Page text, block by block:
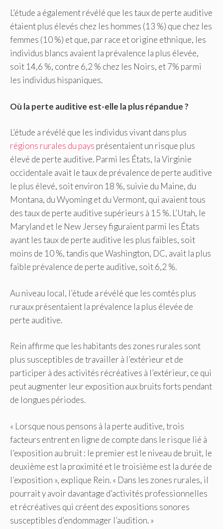
L’étude a également révélé que les taux de perte auditive
étaient plus élevés chez les hommes (13 %) que chez les
femmes (10 %) et que, par race et origine ethnique, les
individus blancs avaient la prévalence la plus élevée,
soit 14,6 %, contre 6,2 % chez les Noirs, et 7% parmi
les individus hispaniques.
Où la perte auditive est-elle la plus répandue ?
L’étude a révélé que les individus vivant dans plus
régions rurales du pays présentaient un risque plus
élevé de perte auditive. Parmi les États, la Virginie
occidentale avait le taux de prévalence de perte auditive
le plus élevé, soit environ 18 %, suivie du Maine, du
Montana, du Wyoming et du Vermont, qui avaient tous
des taux de perte auditive supérieurs à 15 %. L’Utah, le
Maryland et le New Jersey figuraient parmi les États
ayant les taux de perte auditive les plus faibles, soit
moins de 10 %, tandis que Washington, DC, avait la plus
faible prévalence de perte auditive, soit 6,2 %.
Au niveau local, l’étude a révélé que les comtés plus
ruraux présentaient la prévalence la plus élevée de
perte auditive.
Rein affirme que les habitants des zones rurales sont
plus susceptibles de travailler à l’extérieur et de
participer à des activités récréatives à l’extérieur, ce qui
peut augmenter leur exposition aux bruits forts pendant
de longues périodes.
« Lorsque nous pensons à la perte auditive, trois
facteurs entrent en ligne de compte dans le risque lié à
l’exposition au bruit : le premier est le niveau de bruit, le
deuxième est la proximité et le troisième est la durée de
l’exposition », explique Rein. « Dans les zones rurales, il
pourrait y avoir davantage d’activités professionnelles
et récréatives qui créent des expositions sonores
susceptibles d’endommager l’audition. »